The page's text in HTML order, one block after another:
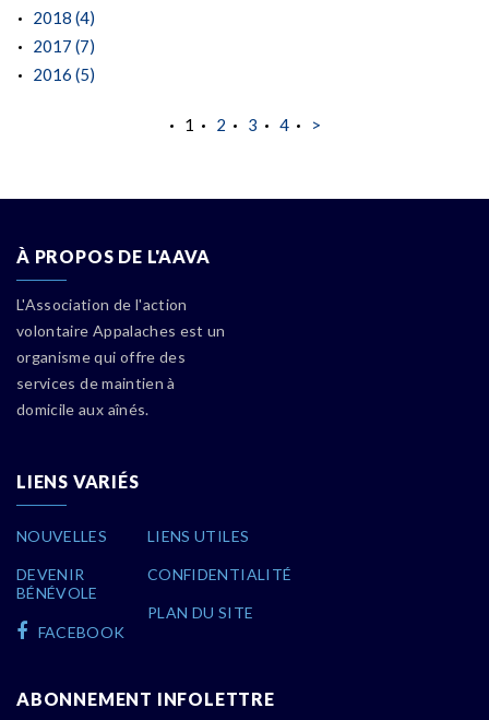
2018 (4)
2017 (7)
2016 (5)
1 2 3 4 >
À PROPOS DE L'AAVA
L'Association de l'action
volontaire Appalaches est un
organisme qui offre des
services de maintien à
domicile aux aînés.
LIENS VARIÉS
NOUVELLES
DEVENIR
BÉNÉVOLE
FACEBOOK
LIENS UTILES
CONFIDENTIALITÉ
PLAN DU SITE
ABONNEMENT INFOLETTRE